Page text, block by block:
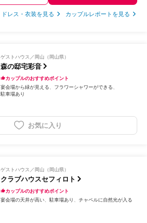
ドレス・衣装を見る カップルレポートを見る
ゲストハウス 岡山（岡山県）
森の邸宅彩音
カップルのおすすめポイント
宴会場から緑が見える
フラワーシャワーができる
駐車場あり
お気に入り
ゲストハウス 岡山（岡山県）
クラブハウスセフィロト
カップルのおすすめポイント
宴会場の天井が高い
駐車場あり チャペルに自然光が入る